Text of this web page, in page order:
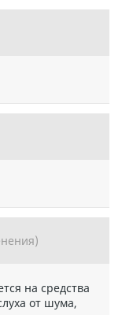
на средства
от шума,